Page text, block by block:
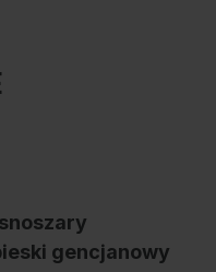
gencjanowy